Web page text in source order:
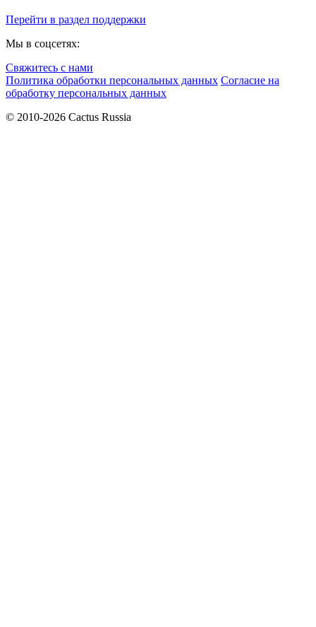
Перейти в раздел поддержки
Мы в соцсетях:
Свяжитесь с нами
Политика обработки персональных данных Согласие на
обработку персональных данных
© 2010-2026 Cactus Russia